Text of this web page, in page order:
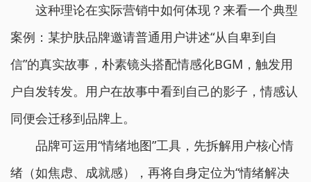
这种理论在实际营销中如何体现？来看一个典型
案例：某护肤品牌邀请普通用户讲述“从自卑到自
信”的真实故事，朴素镜头搭配情感化BGM，触发用
户自发转发。用户在故事中看到自己的影子，情感认
同便会迁移到品牌上。
品牌可运用“情绪地图”工具，先拆解用户核心情
绪（如焦虑、成就感），再将自身定位为“情绪解决